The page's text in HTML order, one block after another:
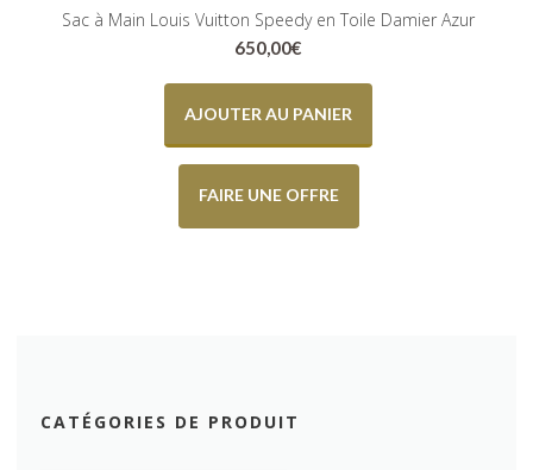
Sac à Main Louis Vuitton Speedy en Toile Damier Azur
650,00€
AJOUTER AU PANIER
FAIRE UNE OFFRE
CATÉGORIES DE PRODUIT